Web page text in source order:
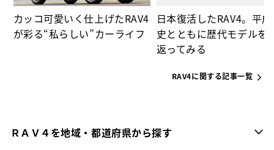
カッコ可愛いく仕上げたRAV4
が彩る“私らしい”カーライフ
日本復活したRAV4。平
史とともに歴代モデルを
返ってみる
RAV4に関する記事一覧
ＲＡＶ４を地域・都道府県から探す